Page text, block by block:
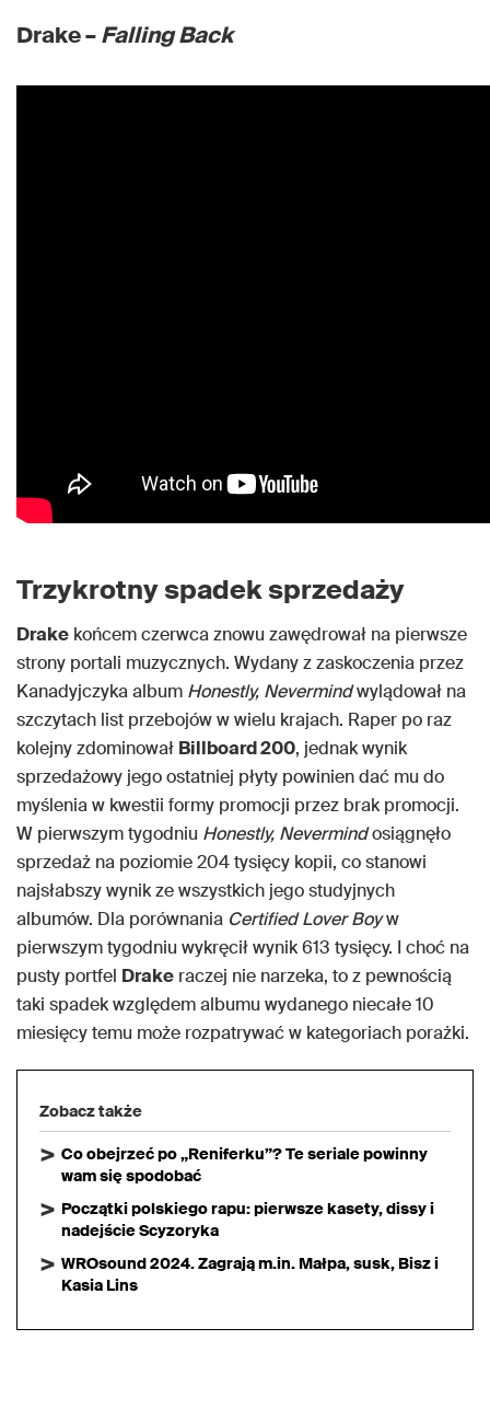
Drake –Falling Back
Trzykrotny spadek sprzedaży
Drake końcem czerwca znowu zawędrował na pierwsze
strony portali muzycznych. Wydany z zaskoczenia przez
Kanadyjczyka album Honestly, Nevermindwylądował na
szczytach list przebojów w wielu krajach. Raper po raz
kolejny zdominował Billboard 200, jednak wynik
sprzedażowy jego ostatniej płyty powinien dać mu do
myślenia w kwestii formy promocji przez brak promocji.
W pierwszym tygodniu Honestly, Nevermindosiągnęło
sprzedaż na poziomie 204 tysięcy kopii, co stanowi
najsłabszy wynik ze wszystkich jego studyjnych
albumów. Dla porównania Certified Lover Boyw
pierwszym tygodniu wykręcił wynik 613 tysięcy. I choć na
pusty portfel Drake raczej nie narzeka, to z pewnością
taki spadek względem albumu wydanego niecałe 10
miesięcy temu może rozpatrywać w kategoriach porażki.
Zobacz także
Co obejrzeć po „Reniferku”? Te seriale powinny
wam się spodobać
Początki polskiego rapu: pierwsze kasety, dissy i
nadejście Scyzoryka
WROsound 2024. Zagrają m.in. Małpa, susk, Bisz i
Kasia Lins